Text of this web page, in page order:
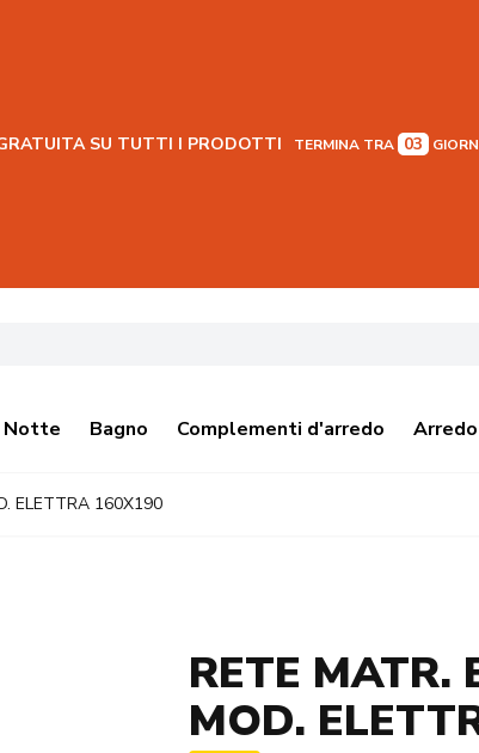
SU TUTTI I PRODOTTI TERMINA TRA 03
Notte Bagno Complementi d'arredo
ELETTRA 160X190
RETE MATR.
MOD.